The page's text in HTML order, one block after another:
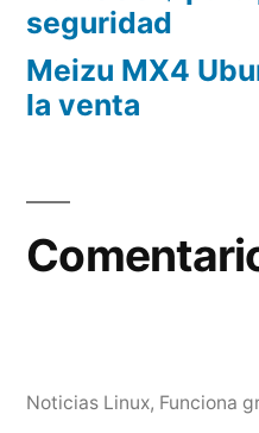
seguridad
Meizu MX4
la venta
Noticias Linux, Funciona